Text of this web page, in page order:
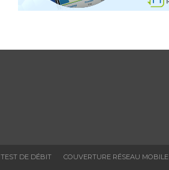
TEST DE DÉBIT
COUVERTURE RÉSEAU MOBILE